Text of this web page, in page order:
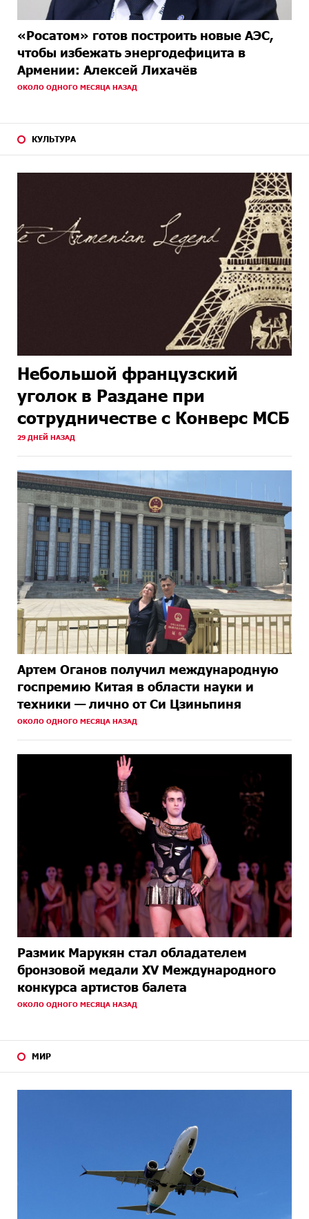
«Росатом» готов построить новые АЭС,
чтобы избежать энергодефицита в
Армении: Алексей Лихачёв
ОКОЛО ОДНОГО МЕСЯЦА НАЗАД
КУЛЬТУРА
Небольшой французский
уголок в Раздане при
сотрудничестве с Конверс МСБ
29 ДНЕЙ НАЗАД
Артем Оганов получил международную
госпремию Китая в области науки и
техники — лично от Си Цзиньпиня
ОКОЛО ОДНОГО МЕСЯЦА НАЗАД
Размик Марукян стал обладателем
бронзовой медали XV Международного
конкурса артистов балета
ОКОЛО ОДНОГО МЕСЯЦА НАЗАД
МИР